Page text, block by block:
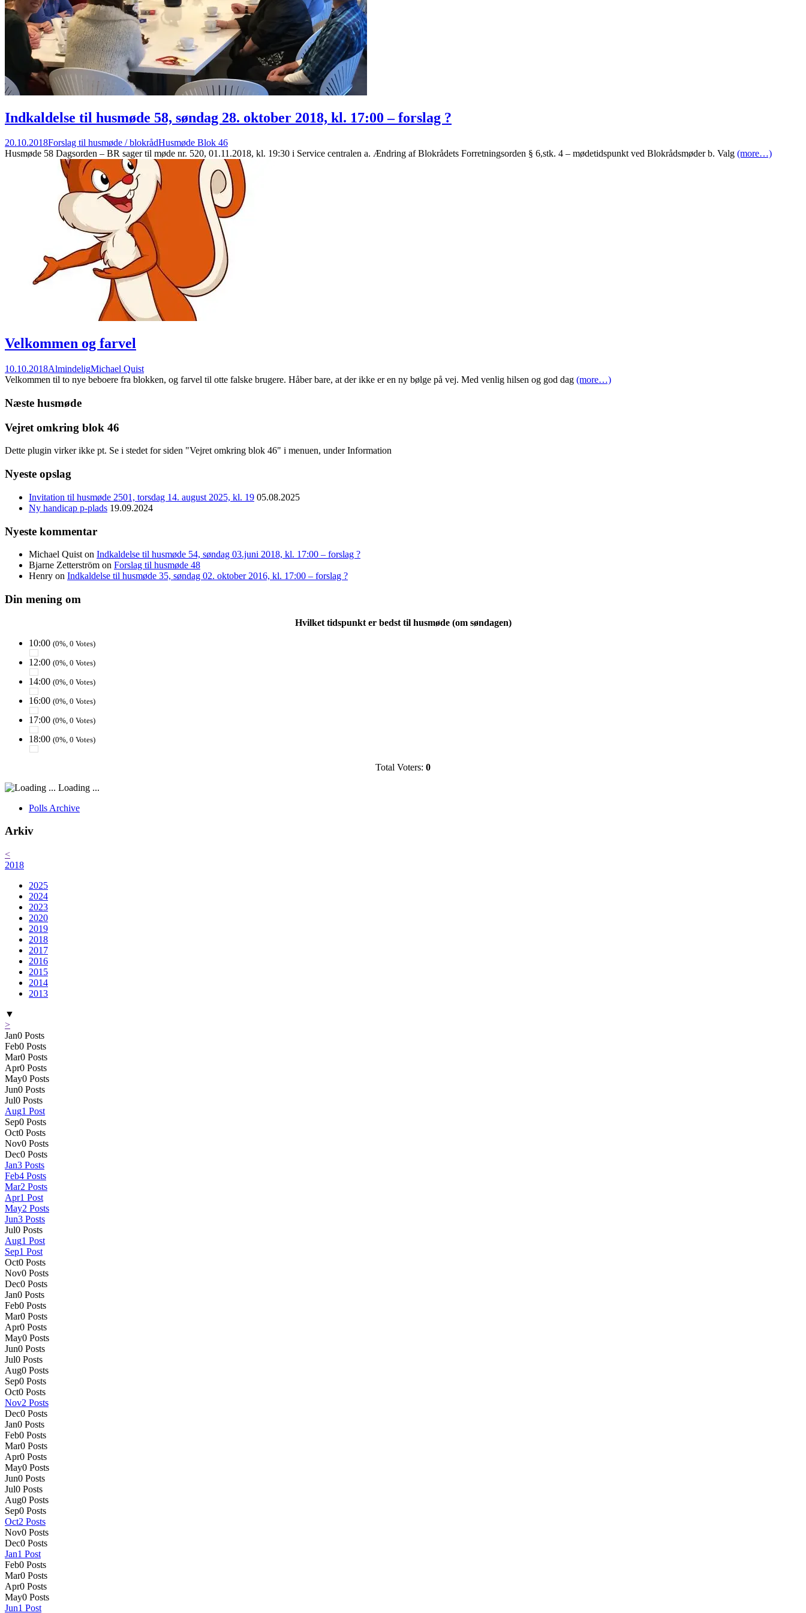
Indkaldelse til husmøde 58, søndag 28. oktober 2018, kl. 17:00 – forslag ?
20.10.2018Forslag til husmøde / blokrådHusmøde Blok 46
Husmøde 58 Dagsorden – BR sager til møde nr. 520, 01.11.2018, kl. 19:30 i Service centralen a. Ændring af Blokrådets Forretningsorden § 6,stk. 4 – mødetidspunkt ved Blokrådsmøder b. Valg (more…)
Velkommen og farvel
10.10.2018AlmindeligMichael Quist
Velkommen til to nye beboere fra blokken, og farvel til otte falske brugere. Håber bare, at der ikke er en ny bølge på vej. Med venlig hilsen og god dag (more…)
Næste husmøde
Vejret omkring blok 46
Dette plugin virker ikke pt. Se i stedet for siden "Vejret omkring blok 46" i menuen, under Information
Nyeste opslag
Invitation til husmøde 2501, torsdag 14. august 2025, kl. 19 05.08.2025
Ny handicap p-plads 19.09.2024
Nyeste kommentar
Michael Quist on Indkaldelse til husmøde 54, søndag 03.juni 2018, kl. 17:00 – forslag ?
Bjarne Zetterström on Forslag til husmøde 48
Henry on Indkaldelse til husmøde 35, søndag 02. oktober 2016, kl. 17:00 – forslag ?
Din mening om
Hvilket tidspunkt er bedst til husmøde (om søndagen)
10:00 (0%, 0 Votes)
12:00 (0%, 0 Votes)
14:00 (0%, 0 Votes)
16:00 (0%, 0 Votes)
17:00 (0%, 0 Votes)
18:00 (0%, 0 Votes)
Total Voters: 0
Loading ...
Polls Archive
Arkiv
<
2018
2025
2024
2023
2020
2019
2018
2017
2016
2015
2014
2013
▼
>
Jan0 Posts
Feb0 Posts
Mar0 Posts
Apr0 Posts
May0 Posts
Jun0 Posts
Jul0 Posts
Aug1 Post
Sep0 Posts
Oct0 Posts
Nov0 Posts
Dec0 Posts
Jan3 Posts
Feb4 Posts
Mar2 Posts
Apr1 Post
May2 Posts
Jun3 Posts
Jul0 Posts
Aug1 Post
Sep1 Post
Oct0 Posts
Nov0 Posts
Dec0 Posts
Jan0 Posts
Feb0 Posts
Mar0 Posts
Apr0 Posts
May0 Posts
Jun0 Posts
Jul0 Posts
Aug0 Posts
Sep0 Posts
Oct0 Posts
Nov2 Posts
Dec0 Posts
Jan0 Posts
Feb0 Posts
Mar0 Posts
Apr0 Posts
May0 Posts
Jun0 Posts
Jul0 Posts
Aug0 Posts
Sep0 Posts
Oct2 Posts
Nov0 Posts
Dec0 Posts
Jan1 Post
Feb0 Posts
Mar0 Posts
Apr0 Posts
May0 Posts
Jun1 Post